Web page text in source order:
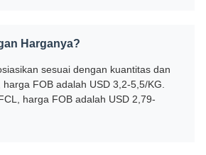
Harganya?
sesuai dengan kuantitas dan
FOB adalah USD 3,2-5,5/KG.
harga FOB adalah USD 2,79-